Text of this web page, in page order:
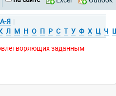
А-Я |
Л М Н О П Р С Т У Ф Х Ц Ч
заданным